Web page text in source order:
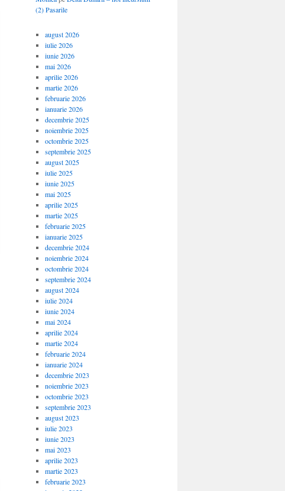
(2) Pasarile
august 2026
iulie 2026
iunie 2026
mai 2026
aprilie 2026
martie 2026
februarie 2026
ianuarie 2026
decembrie 2025
noiembrie 2025
octombrie 2025
septembrie 2025
august 2025
iulie 2025
iunie 2025
mai 2025
aprilie 2025
martie 2025
februarie 2025
ianuarie 2025
decembrie 2024
noiembrie 2024
octombrie 2024
septembrie 2024
august 2024
iulie 2024
iunie 2024
mai 2024
aprilie 2024
martie 2024
februarie 2024
ianuarie 2024
decembrie 2023
noiembrie 2023
octombrie 2023
septembrie 2023
august 2023
iulie 2023
iunie 2023
mai 2023
aprilie 2023
martie 2023
februarie 2023